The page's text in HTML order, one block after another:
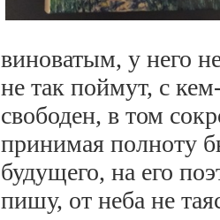
виноватым, у него
не так поймут, с
свободен, в том
принимая полноту
будущего, на его
пишу, от неба не